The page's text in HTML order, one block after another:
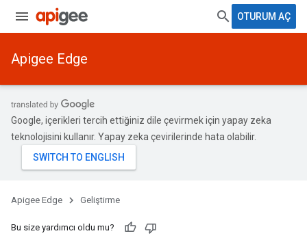
OTURUM AÇ
Apigee Edge
Google, içerikleri tercih ettiğiniz dile çevirmek için yapay zeka
teknolojisini kullanır. Yapay zeka çevirilerinde hata olabilir.
Apigee Edge Geliştirme
Bu size yardımcı oldu mu?